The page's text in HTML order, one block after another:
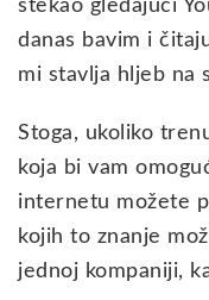
stekao gledajući
danas bavim i
mi stavlja hljeb na
Stoga, ukoliko
koja bi vam
internetu možete
kojih to znanje
jednoj kompaniji,